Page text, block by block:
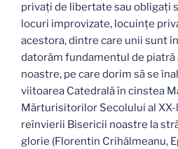
privaţi de libertate sau obligaţi
locuri improvizate, locuinţe
acestora, dintre care unii sunt
datorăm fundamentul de
noastre, pe care dorim să se
viitoarea Catedrală în cinstea
Mărturisitorilor Secolului al XX-
reînvierii Bisericii noastre la
glorie (Florentin Crihălmeanu,